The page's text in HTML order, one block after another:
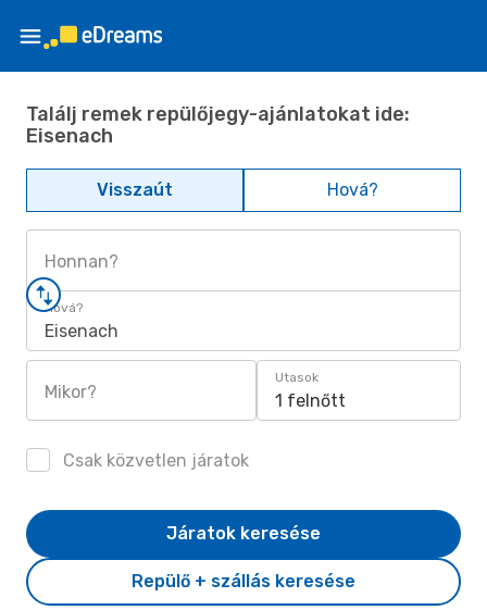
Találj remek repülőjegy-ajánlatokat ide:
Eisenach
Visszaút Hová?
Honnan?
Hová?
Eisenach
Mikor?
Utasok
1 felnőtt
Csak közvetlen járatok
Repülő + szállás keresése
Járatok keresése